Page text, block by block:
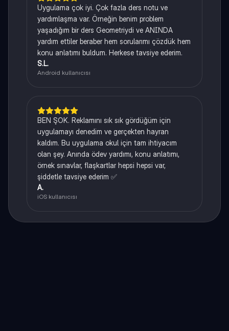
Uygulama çok iyi. Çok fazla ders notu ve
yardımlaşma var. Örneğin benim problem
yaşadığım bir ders Geometriydi ve ANINDA
yardım ettiler beraber hem sorularımı çözdük hem
konu anlatımı buldum. Herkese tavsiye ederim.
S.L.
Android kullanıcısı
BEN ŞOK. Reklamını sık sık gördüğüm için
uygulamayı denedim ve gerçekten hayran
kaldım. Bu uygulama okul için tam ihtiyacım
olan şey. Anında ödev yardımı, konu anlatımı,
örnek sınavlar, flaşkartlar hepsi hepsi var,
şiddetle tavsiye ederim ✅
A.
iOS kullanıcısı